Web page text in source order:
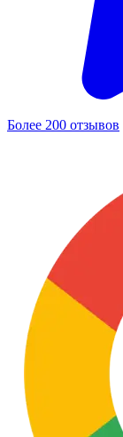
Более 200 отзывов